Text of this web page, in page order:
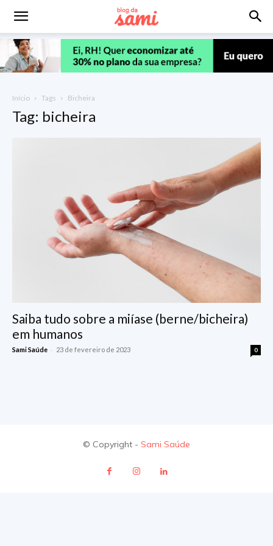
Início Tags Bicheira
Tag: bicheira
Saiba tudo sobre a miíase (berne/bicheira)
em humanos
Sami Saúde - 23 de fevereiro de 2023 0
© Copyright - Sami Saúde